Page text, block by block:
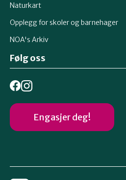
Naturkart
Opplegg for skoler og barnehager
NOA's Arkiv
Følg oss
Engasjer deg!